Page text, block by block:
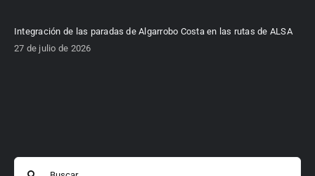
Integración de las paradas de Algarrobo Costa en las rutas de ALSA
27 de julio de 2026